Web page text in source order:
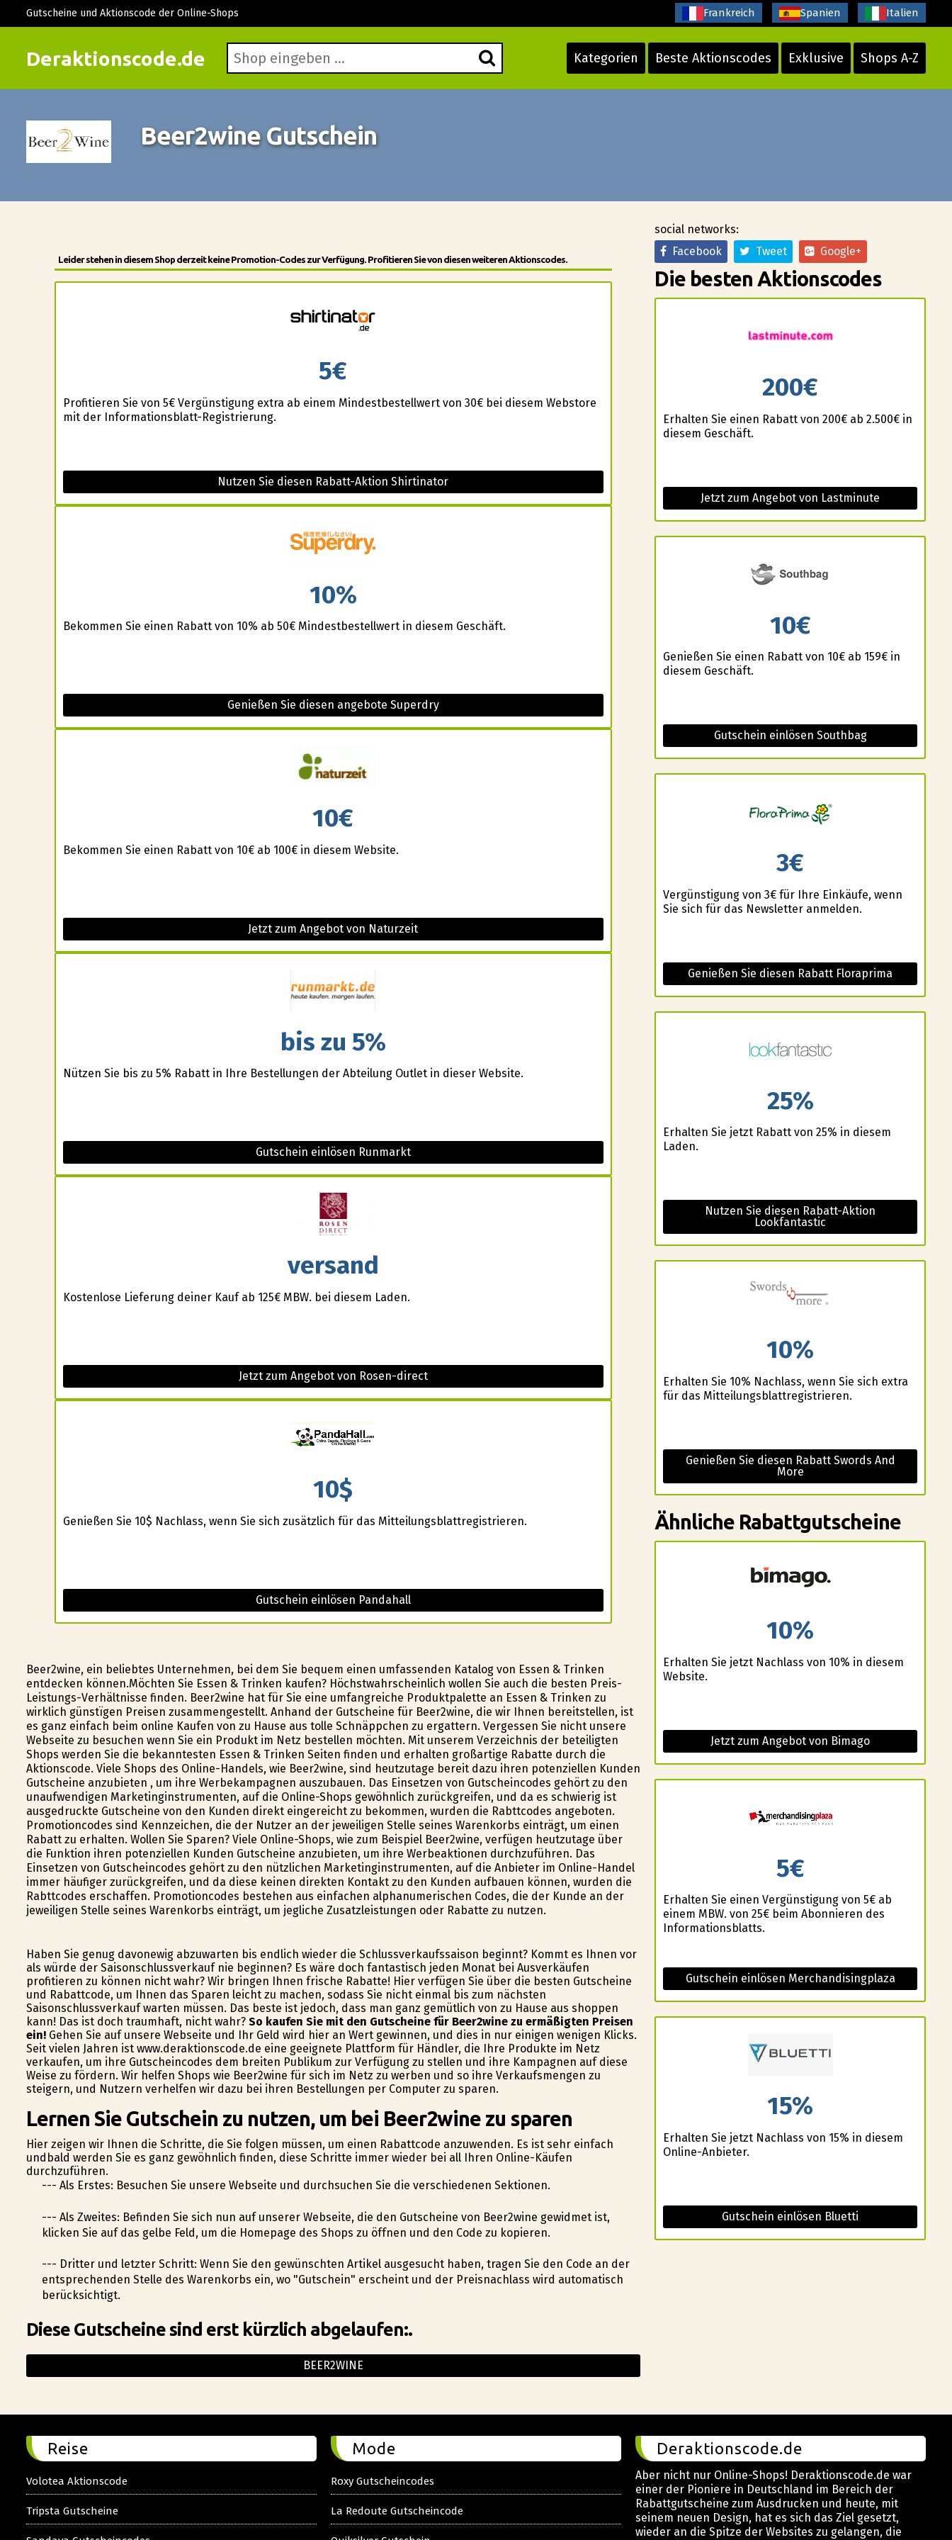
Deraktionscode.de Kategorien Beste Aktionscodes Exklusive Shops A-Z
Gutscheine und Aktionscode der Online-Shops Frankreich Spanien Italien
Beer2wine Gutschein
Leider stehen in diesem Shop derzeit keine Promotion-Codes zur Verfügung. Profitieren Sie von diesen weiteren Aktionscodes.
5€
Profitieren Sie von 5€ Vergünstigung extra ab einem Mindestbestellwert von 30€ bei diesem Webstore
mit der Informationsblatt-Registrierung.
Nutzen Sie diesen Rabatt-Aktion Shirtinator
10%
Bekommen Sie einen Rabatt von 10% ab 50€ Mindestbestellwert in diesem Geschäft.
Genießen Sie diesen angebote Superdry
10€
Bekommen Sie einen Rabatt von 10€ ab 100€ in diesem Website.
Jetzt zum Angebot von Naturzeit
bis zu 5%
Nützen Sie bis zu 5% Rabatt in Ihre Bestellungen der Abteilung Outlet in dieser Website.
Gutschein einlösen Runmarkt
versand
Kostenlose Lieferung deiner Kauf ab 125€ MBW. bei diesem Laden.
Jetzt zum Angebot von Rosen-direct
10$
Genießen Sie 10$ Nachlass, wenn Sie sich zusätzlich für das Mitteilungsblattregistrieren.
Gutschein einlösen Pandahall
Beer2wine, ein beliebtes Unternehmen, bei dem Sie bequem einen umfassenden Katalog von Essen & Trinken
entdecken können.Möchten Sie Essen & Trinken kaufen? Höchstwahrscheinlich wollen Sie auch die besten Preis-
Leistungs-Verhältnisse finden. Beer2wine hat für Sie eine umfangreiche Produktpalette an Essen & Trinken zu
wirklich günstïgen Preisen zusammengestellt. Anhand der Gutscheine für Beer2wine, die wir Ihnen bereitstellen, ist
es ganz einfach beim online Kaufen von zu Hause aus tolle Schnäppchen zu ergattern. Vergessen Sie nicht unsere
Webseite zu besuchen wenn Sie ein Produkt im Netz bestellen möchten. Mit unserem Verzeichnis der beteiligten
Shops werden Sie die bekanntesten Essen & Trinken Seiten finden und erhalten großartige Rabatte durch die
Aktionscode. Viele Shops des Online-Handels, wie Beer2wine, sind heutzutage bereit dazu ihren potenziellen Kunden
Gutscheine anzubieten , um ihre Werbekampagnen auszubauen. Das Einsetzen von Gutscheincodes gehört zu den
unaufwendigen Marketinginstrumenten, auf die Online-Shops gewöhnlich zurückgreifen, und da es schwierig ist
ausgedruckte Gutscheine von den Kunden direkt eingereicht zu bekommen, wurden die Rabttcodes angeboten.
Promotioncodes sind Kennzeichen, die der Nutzer an der jeweiligen Stelle seines Warenkorbs einträgt, um einen
Rabatt zu erhalten. Wollen Sie Sparen? Viele Online-Shops, wie zum Beispiel Beer2wine, verfügen heutzutage über
die Funktion ihren potenziellen Kunden Gutscheine anzubieten, um ihre Werbeaktionen durchzuführen. Das
Einsetzen von Gutscheincodes gehört zu den nützlichen Marketinginstrumenten, auf die Anbieter im Online-Handel
immer häufiger zurückgreifen, und da diese keinen direkten Kontakt zu den Kunden aufbauen können, wurden die
Rabttcodes erschaffen. Promotioncodes bestehen aus einfachen alphanumerischen Codes, die der Kunde an der
jeweiligen Stelle seines Warenkorbs einträgt, um jegliche Zusatzleistungen oder Rabatte zu nutzen.
Haben Sie genug davonewig abzuwarten bis endlich wieder die Schlussverkaufssaison beginnt? Kommt es Ihnen vor
als würde der Saisonschlussverkauf nie beginnen? Es wäre doch fantastisch jeden Monat bei Ausverkäufen
profitieren zu können nicht wahr? Wir bringen Ihnen frische Rabatte! Hier verfügen Sie über die besten Gutscheine
und Rabattcode, um Ihnen das Sparen leicht zu machen, sodass Sie nicht einmal bis zum nächsten
Saisonschlussverkauf warten müssen. Das beste ist jedoch, dass man ganz gemütlich von zu Hause aus shoppen
kann! Das ist doch traumhaft, nicht wahr? So kaufen Sie mit den Gutscheine für Beer2wine zu ermäßigten Preisen
ein!Gehen Sie auf unsere Webseite und Ihr Geld wird hier an Wert gewinnen, und dies in nur einigen wenigen Klicks.
Seit vielen Jahren ist www.deraktionscode.de eine geeignete Plattform für Händler, die Ihre Produkte im Netz
verkaufen, um ihre Gutscheincodes dem breiten Publikum zur Verfügung zu stellen und ihre Kampagnen auf diese
Weise zu fördern. Wir helfen Shops wie Beer2wine für sich im Netz zu werben und so ihre Verkaufsmengen zu
steigern, und Nutzern verhelfen wir dazu bei ihren Bestellungen per Computer zu sparen.
Lernen Sie Gutschein zu nutzen, um bei Beer2wine zu sparen
Hier zeigen wir Ihnen die Schritte, die Sie folgen müssen, um einen Rabattcode anzuwenden. Es ist sehr einfach
undbald werden Sie es ganz gewöhnlich finden, diese Schritte immer wieder bei all Ihren Online-Käufen
durchzuführen.
--- Als Erstes: Besuchen Sie unsere Webseite und durchsuchen Sie die verschiedenen Sektionen.
--- Als Zweites: Befinden Sie sich nun auf unserer Webseite, die den Gutscheine von Beer2wine gewidmet ist,
klicken Sie auf das gelbe Feld, um die Homepage des Shops zu öffnen und den Code zu kopieren.
--- Dritter und letzter Schritt: Wenn Sie den gewünschten Artikel ausgesucht haben, tragen Sie den Code an der
entsprechenden Stelle des Warenkorbs ein, wo "Gutschein" erscheint und der Preisnachlass wird automatisch
berücksichtigt.
Diese Gutscheine sind erst kürzlich abgelaufen:.
BEER2WINE
social networks:
Facebook
Tweet Google+
Die besten Aktionscodes
200€
Erhalten Sie einen Rabatt von 200€ ab 2.500€ in
diesem Geschäft.
Jetzt zum Angebot von Lastminute
10€
Genießen Sie einen Rabatt von 10€ ab 159€ in
diesem Geschäft.
Gutschein einlösen Southbag
3€
Vergünstigung von 3€ für Ihre Einkäufe, wenn
Sie sich für das Newsletter anmelden.
Genießen Sie diesen Rabatt Floraprima
25%
Erhalten Sie jetzt Rabatt von 25% in diesem
Laden.
Nutzen Sie diesen Rabatt-Aktion
Lookfantastic
10%
Erhalten Sie 10% Nachlass, wenn Sie sich extra
für das Mitteilungsblattregistrieren.
Genießen Sie diesen Rabatt Swords And
More
Ähnliche Rabattgutscheine
10%
Erhalten Sie jetzt Nachlass von 10% in diesem
Website.
Jetzt zum Angebot von Bimago
5€
Erhalten Sie einen Vergünstigung von 5€ ab
einem MBW. von 25€ beim Abonnieren des
Informationsblatts.
Gutschein einlösen Merchandisingplaza
15%
Erhalten Sie jetzt Nachlass von 15% in diesem
Online-Anbieter.
Gutschein einlösen Bluetti
Reise
Volotea Aktionscode
Tripsta Gutscheine
Mode
Roxy Gutscheincodes
La Redoute Gutscheincode
Deraktionscode.de
Aber nicht nur Online-Shops! Deraktionscode.de war
einer der Pioniere in Deutschland im Bereich der
Rabattgutscheine zum Ausdrucken und heute, mit
seinem neuen Design, hat es sich das Ziel gesetzt,
wieder an die Spitze der Websites zu gelangen, die